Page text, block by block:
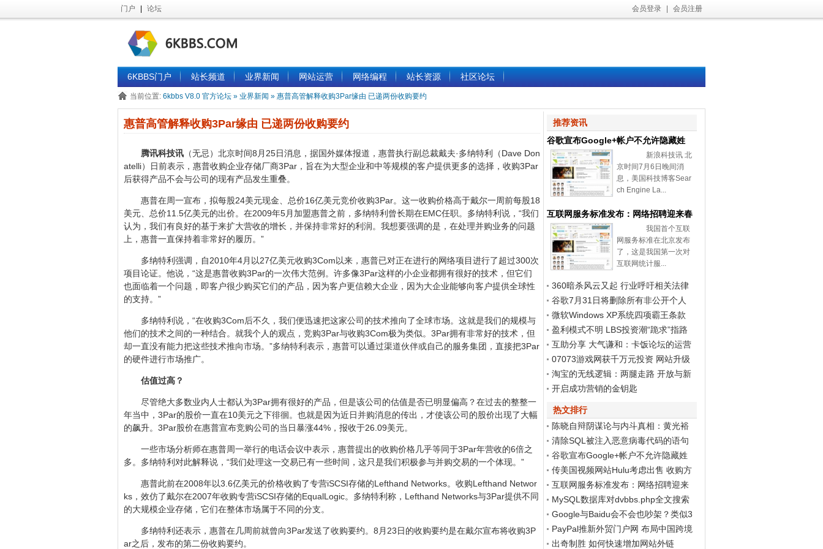
门户 论坛 会员登录 会员注册
6KBBS门户 站长频道 业界新闻 网站运营 网络编程 站长资源 社区论坛
当前位置: 6kbbs V8.0 官方论坛 » 业界新闻 » 惠普高管解释收购3Par缘由 已递两份收购要约
惠普高管解释收购3Par缘由 已递两份收购要约
腾讯科技讯 （无忌）北京时间8月25日消息，据国外媒体报道，惠普执行副总裁戴夫·多纳特利（Dave Don
atelli）日前表示，惠普收购企业存储厂商3Par，旨在为大型企业和中等规模的客户提供更多的选择，收购3Par
后获得产品不会与公司的现有产品发生重叠。
惠普在周一宣布，拟每股24美元现金、总价16亿美元竞价收购3Par。这一收购价格高于戴尔一周前每股18
美元、总价11.5亿美元的出价。在2009年5月加盟惠普之前，多纳特利曾长期在EMC任职。多纳特利说，“我们
认为，我们有良好的基于来扩大营收的增长，并保持非常好的利润。我想要强调的是，在处理并购业务的问题
上，惠普一直保持着非常好的履历。”
多纳特利强调，自2010年4月以27亿美元收购3Com以来，惠普已对正在进行的网络项目进行了超过300次
项目论证。他说，“这是惠普收购3Par的一次伟大范例。许多像3Par这样的小企业都拥有很好的技术，但它们
也面临着一个问题，即客户很少购买它们的产品，因为客户更信赖大企业，因为大企业能够向客户提供全球性
的支持。”
多纳特利说，“在收购3Com后不久，我们便迅速把这家公司的技术推向了全球市场。这就是我们的规模与
他们的技术之间的一种结合。就我个人的观点，竞购3Par与收购3Com极为类似。3Par拥有非常好的技术，但
却一直没有能力把这些技术推向市场。”多纳特利表示，惠普可以通过渠道伙伴或自己的服务集团，直接把3Par
的硬件进行市场推广。
估值过高？
尽管绝大多数业内人士都认为3Par拥有很好的产品，但是该公司的估值是否已明显偏高？在过去的整整一
年当中，3Par的股价一直在10美元之下徘徊。也就是因为近日并购消息的传出，才使该公司的股价出现了大幅
的飙升。3Par股价在惠普宣布竞购公司的当日暴涨44%，报收于26.09美元。
一些市场分析师在惠普周一举行的电话会议中表示，惠普提出的收购价格几乎等同于3Par年营收的6倍之
多。多纳特利对此解释说，“我们处理这一交易已有一些时间，这只是我们积极参与并购交易的一个体现。”
惠普此前在2008年以3.6亿美元的价格收购了专营iSCSI存储的Lefthand Networks。收购Lefthand Networ
ks，效仿了戴尔在2007年收购专营iSCSI存储的EqualLogic。多纳特利称，Lefthand Networks与3Par提供不同
的大规模企业存储，它们在整体市场属于不同的分支。
多纳特利还表示，惠普在几周前就曾向3Par发送了收购要约。8月23日的收购要约是在戴尔宣布将收购3P
ar之后，发布的第二份收购要约。
推荐资讯
谷歌宣布Google+帐户不允许隐藏姓
名和性别
新浪科技讯 北
京时间7月6日晚间消
息，美国科技博客Sear
ch Engine La...
互联网服务标准发布：网络招聘迎来春
天
我国首个互联
网服务标准在北京发布
了，这是我国第一次对
互联网统计服...
360暗杀风云又起 行业呼吁相关法律
尽快出台
谷歌7月31日将删除所有非公开个人
资料页面
微软Windows XP系统四项霸王条款
被判无效
盈利模式不明 LBS投资潮“跪求”指路
标互助分享 大气谦和：卡饭论坛的运营
之道
07073游戏网获千万元投资 网站升级
Discuz! X2再度发力
淘宝的无线逻辑：两腿走路 开放与新
商业生态
开启成功营销的金钥匙
热文排行
陈晓自辩阴谋论与内斗真相：黄光裕
智商高
清除SQL被注入恶意病毒代码的语句
谷歌宣布Google+帐户不允许隐藏姓
名和性别
传美国视频网站Hulu考虑出售 收购方
非谷歌
互联网服务标准发布：网络招聘迎来
春天
MySQL数据库对dvbbs.php全文搜索
的完全分析
Google与Baidu会不会也吵架？类似3
60与腾讯...
PayPal推新外贸门户网 布局中国跨境
电子商务
出奇制胜 如何快速增加网站外链